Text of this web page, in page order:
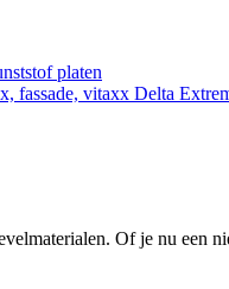
platen
fassade, vitaxx Delta
Of je nu een